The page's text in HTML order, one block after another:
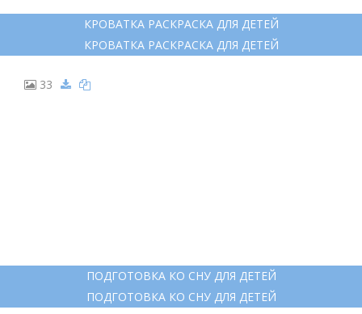
КРОВАТКА РАСКРАСКА ДЛЯ ДЕТЕЙ
КРОВАТКА РАСКРАСКА ДЛЯ ДЕТЕЙ
33
ПОДГОТОВКА КО СНУ ДЛЯ ДЕТЕЙ
ПОДГОТОВКА КО СНУ ДЛЯ ДЕТЕЙ